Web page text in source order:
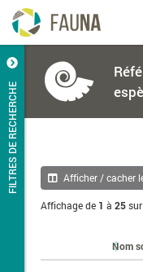
FILTRES DE RECHERCHE Afficher / cacher
Affichage de 1 à 25sur
Nom